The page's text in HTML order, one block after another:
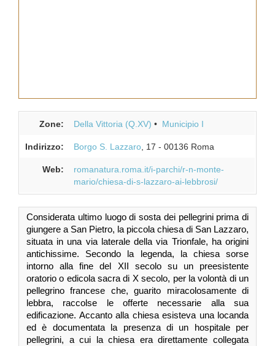
Zone: Della Vittoria (Q.XV) Municipio I
Indirizzo: Borgo S. Lazzaro , 17 - 00136 Roma
Web:
romanatura.roma.it/i-parchi/r-n-monte-
mario/chiesa-di-s-lazzaro-ai-lebbrosi/
Considerata ultimo luogo di sosta dei pellegrini prima di
giungere a San Pietro, la piccola chiesa di San Lazzaro,
situata in una via laterale della via Trionfale, ha origini
antichissime. Secondo la legenda, la chiesa sorse
intorno alla fine del XII secolo su un preesistente
oratorio o edicola sacra di X secolo, per la volontà di un
pellegrino francese che, guarito miracolosamente di
lebbra, raccolse le offerte necessarie alla sua
edificazione. Accanto alla chiesa esisteva una locanda
ed è documentata la presenza di un hospitale per
pellegrini, a cui la chiesa era direttamente collegata